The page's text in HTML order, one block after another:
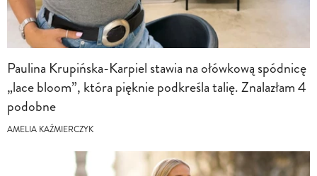
Paulina Krupińska-Karpiel stawia na ołówkową spódnicę
„lace bloom”, która pięknie podkreśla talię. Znalazłam 4
podobne
AMELIA KAŹMIERCZYK